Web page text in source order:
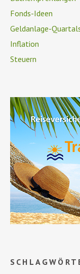
Fonds-Ideen
Geldanlage-
Inflation
Steuern